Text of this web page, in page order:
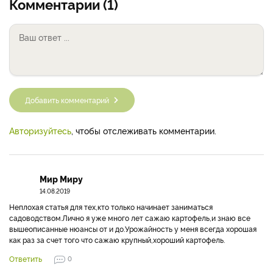
Добавить комментарий
Авторизуйтесь, чтобы отслеживать комментарии.
Мир Миру
14.08.2019
Неплохая статья для тех,кто только начинает заниматься
садоводством.Лично я уже много лет сажаю картофель,и знаю все
вышеописанные нюансы от и до.Урожайность у меня всегда хорошая
как раз за счет того что сажаю крупный,хороший картофель.
Ответить
0